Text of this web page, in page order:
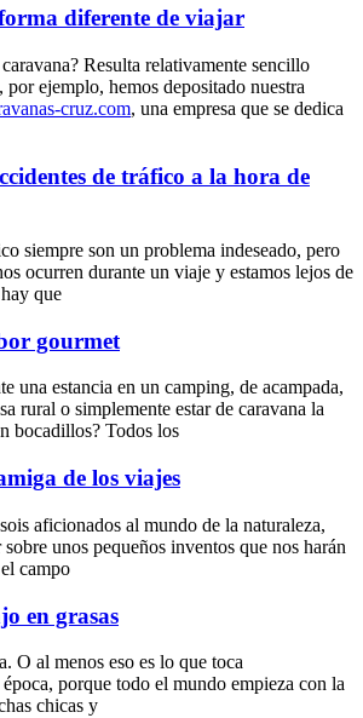
diferente de viajar
Resulta relativamente sencillo
ejemplo, hemos depositado nuestra
cruz.com, una empresa que se dedica
de tráfico a la hora de
siempre son un problema indeseado, pero
ocurren durante un viaje y estamos lejos de
que
gourmet
una estancia en un camping, de acampada,
rural o simplemente estar de caravana la
bocadillos? Todos los
de los viajes
aficionados al mundo de la naturaleza,
unos pequeños inventos que nos harán
campo
en grasas
O al menos eso es lo que toca
época, porque todo el mundo empieza con la
chicas y